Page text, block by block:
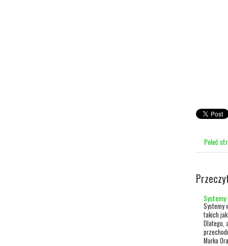
Poleć
Systemy
takich
Dlatego,
Marka